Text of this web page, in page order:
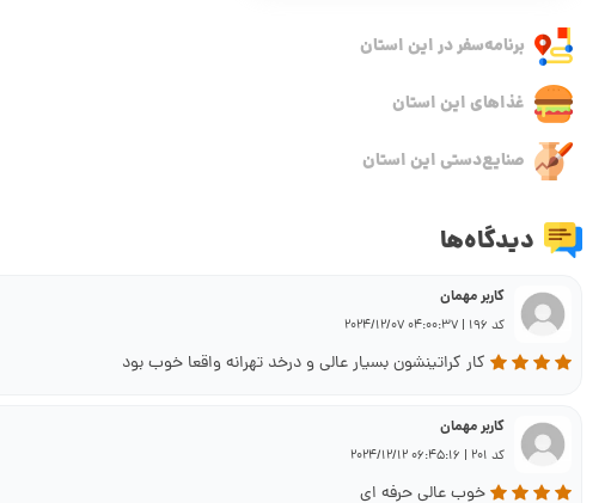
برنامه‌سفر‌ در این استان
غذاهای این استان
صنایع‌دستی این استان
دیدگاه‌ها
کاربر مهمان
کد 196 | 04:00:37 2024/12/07
کار کراتینشون بسیار عالی و درخد تهرانه واقعا خوب بود
کاربر مهمان
کد 201 | 06:45:16 2024/12/12
خوب عالی حرفه ای